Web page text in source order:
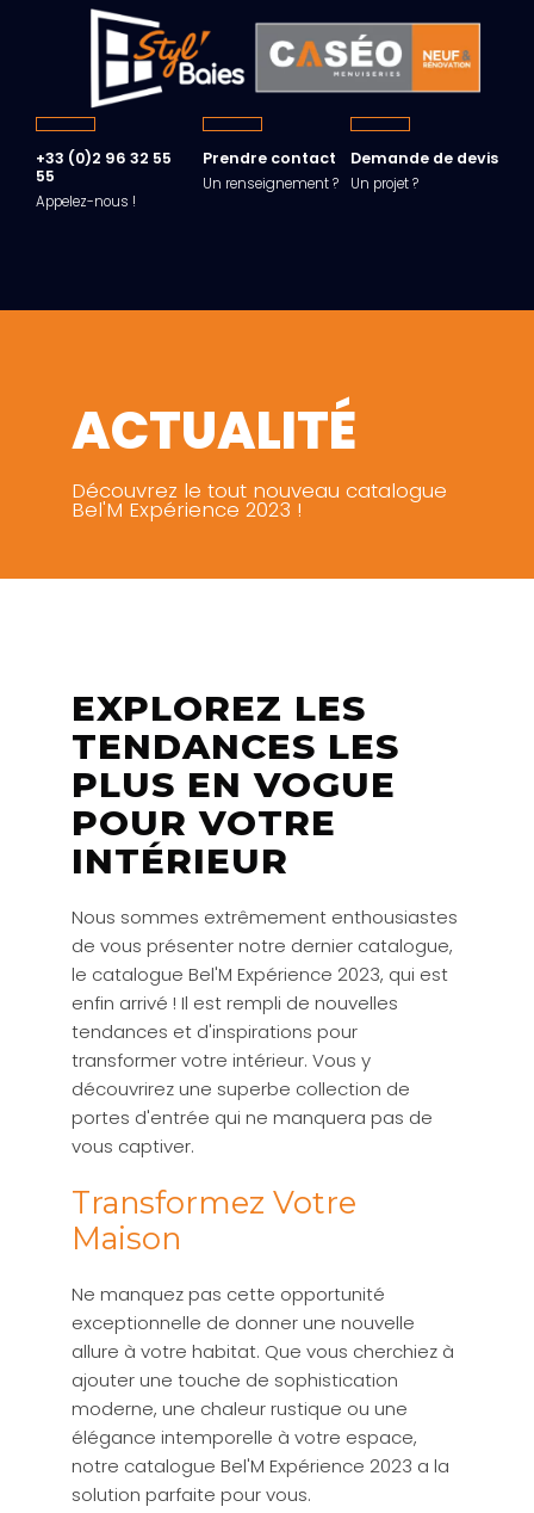
+33 (0)2 96 32 55
55
Appelez-nous !
Prendre contact
Un renseignement ?
Demande de devis
Un projet ?
ACTUALITÉ
Découvrez le tout nouveau catalogue
Bel'M Expérience 2023 !
EXPLOREZ LES
TENDANCES LES
PLUS EN VOGUE
POUR VOTRE
INTÉRIEUR
Nous sommes extrêmement enthousiastes
de vous présenter notre dernier catalogue,
le catalogue Bel'M Expérience 2023, qui est
enfin arrivé ! Il est rempli de nouvelles
tendances et d'inspirations pour
transformer votre intérieur. Vous y
découvrirez une superbe collection de
portes d'entrée qui ne manquera pas de
vous captiver.
Transformez Votre
Maison
Ne manquez pas cette opportunité
exceptionnelle de donner une nouvelle
allure à votre habitat. Que vous cherchiez à
ajouter une touche de sophistication
moderne, une chaleur rustique ou une
élégance intemporelle à votre espace,
notre catalogue Bel'M Expérience 2023 a la
solution parfaite pour vous.